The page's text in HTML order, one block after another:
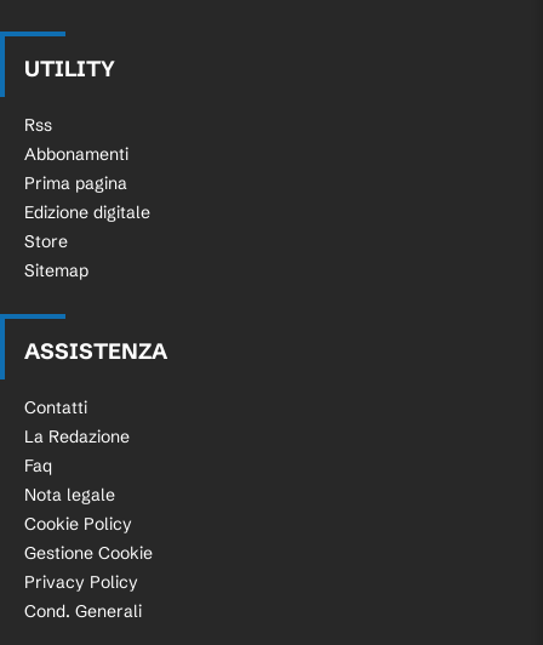
UTILITY
Rss
Abbonamenti
Prima pagina
Edizione digitale
Store
Sitemap
ASSISTENZA
Contatti
La Redazione
Faq
Nota legale
Cookie Policy
Gestione Cookie
Privacy Policy
Cond. Generali